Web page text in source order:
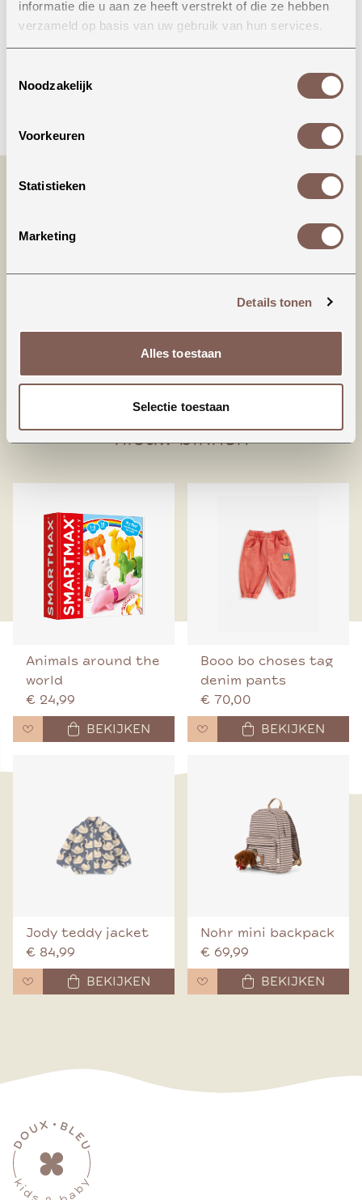
informatie die u aan ze heeft verstrekt of die ze hebben
verzameld op basis van uw gebruik van hun services.
Noodzakelijk
Voorkeuren
Statistieken
Marketing
Details tonen
Alles toestaan
Selectie toestaan
Onze winkel in Uden
Bekijk openingstijden
Productinformatie
95% Biologisch katoen
5% Elastaan
nieuw binnen
Animals around the
world
€ 24,99
BEKIJKEN
Booo bo choses tag
denim pants
€ 70,00
BEKIJKEN
Jody teddy jacket
€ 84,99
BEKIJKEN
Nohr mini backpack
€ 69,99
BEKIJKEN